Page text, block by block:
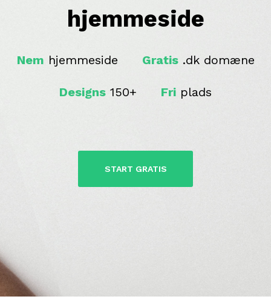
hjemmeside
Nem hjemmeside Gratis.dk domæne
Designs 150+ Fri plads
START GRATIS